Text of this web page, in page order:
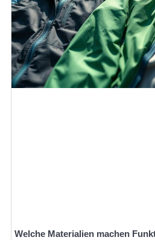
Welche Materialien machen